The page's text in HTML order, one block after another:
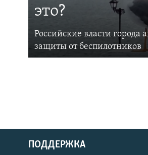
это?
Российские власти
защиты от беспилотников
ПОДДЕРЖКА